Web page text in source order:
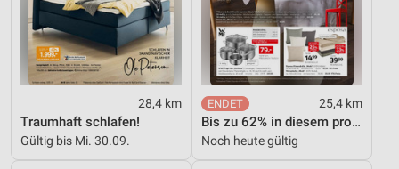
28,4 km
Traumhaft schlafen!
Gültig bis Mi. 30.09.
25,4 km
Bis zu 62% in diesem prospekt
Noch heute gültig